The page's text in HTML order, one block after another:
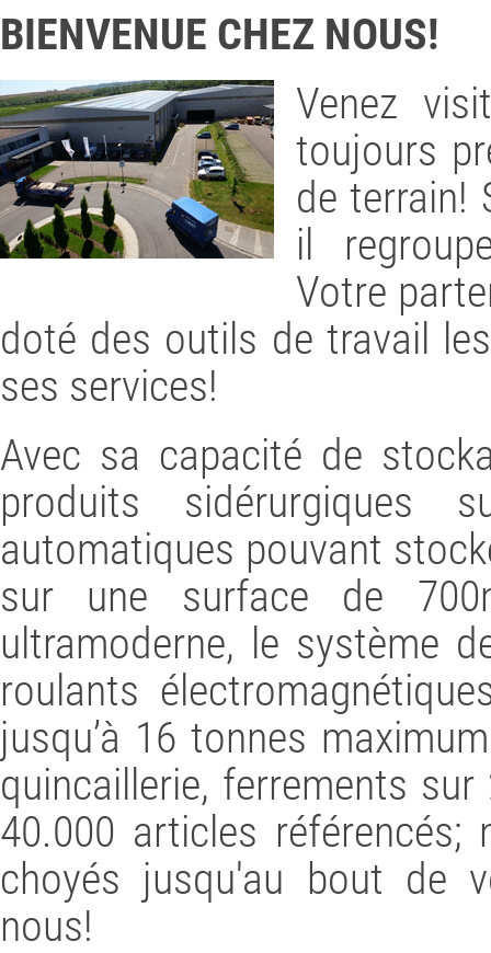
BIENVENUE CHEZ NOUS!
Venez
toujours
de terrain!
il
Votre
doté des outils de travail
ses services!
Avec sa capacité de
produits sidérurgiques
automatiques pouvant
sur une surface de
ultramoderne, le système
roulants
jusqu’à 16 tonnes
quincaillerie, ferrements
40.000 articles
choyés jusqu'au bout de
nous!